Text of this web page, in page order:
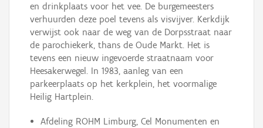
en drinkplaats voor het vee. De burgemeesters
verhuurden deze poel tevens als visvijver. Kerkdijk
verwijst ook naar de weg van de Dorpsstraat naar
de parochiekerk, thans de Oude Markt. Het is
tevens een nieuw ingevoerde straatnaam voor
Heesakerwegel. In 1983, aanleg van een
parkeerplaats op het kerkplein, het voormalige
Heilig Hartplein.
Afdeling ROHM Limburg, Cel Monumenten en